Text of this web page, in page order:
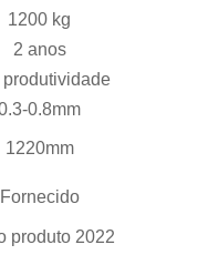
1200 kg
2 anos
produtividade
0.8mm
1220mm
Fornecido
produto 2022